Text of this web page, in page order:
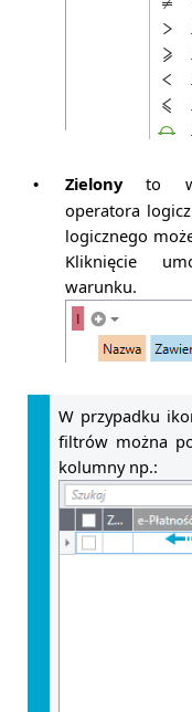
• Zielonyto
operatora
logicznego
Kliknięcie
warunku.
W przypadku
filtrów można
kolumny np.: